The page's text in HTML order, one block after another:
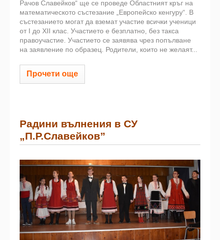
Рачов Славейков“ ще се проведе Областният кръг на
математическото състезание „Европейско кенгуру“. В
състезанието могат да вземат участие всички ученици
от I до XII клас. Участието е безплатно, без такса
правоучастие. Участието се заявява чрез попълване
на заявление по образец. Родители, които не желаят...
Прочети още
Радини вълнения в СУ
„П.Р.Славейков”